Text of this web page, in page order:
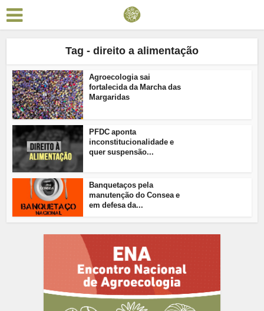
Tag - direito a alimentação
Agroecologia sai
fortalecida da Marcha das
Margaridas
PFDC aponta
inconstitucionalidade e
quer suspensão...
Banquetaços pela
manutenção do Consea e
em defesa da...